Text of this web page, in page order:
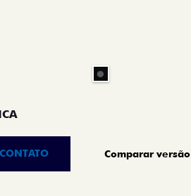
Comparar versão